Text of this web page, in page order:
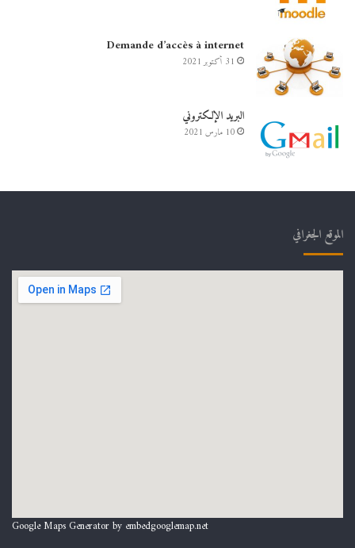
Demande d’accès à internet
31 أكتوبر 2021
البريد الإلكتروني
10 مارس 2021
الموقع الجغرافي
Google Maps Generator by embedgooglemap.net